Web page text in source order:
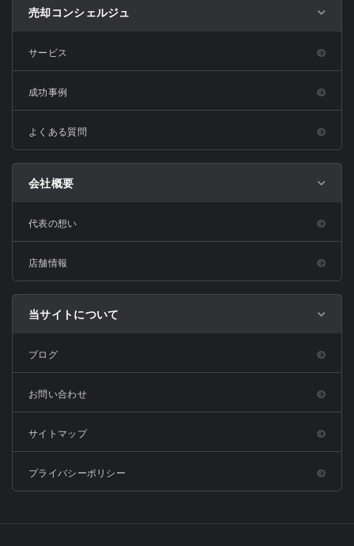
売却コンシェルジュ
サービス
成功事例
よくある質問
会社概要
代表の想い
店舗情報
当サイトについて
ブログ
お問い合わせ
サイトマップ
プライバシーポリシー